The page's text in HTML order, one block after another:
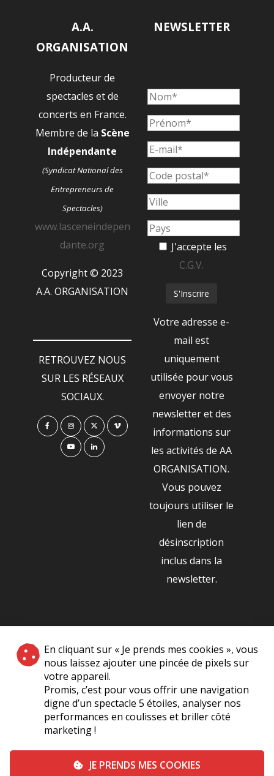
En cliquant sur « Je prends mes cookies », vous
nous laissez ajouter une pincée de pixels sur
votre appareil.
Promis, c’est pour vous offrir une navigation
digne d’un spectacle 5 étoiles, analyser nos
performances en coulisses et briller côté
marketing !
JE PRENDS MES COOKIES
A.A.
ORGANISATION
Producteur de
spectacles et de
concerts en France.
Membre de la Scène
Indépendante
(Syndicat National des
Entrepreneurs de
Spectacles)
www.lasceneindepen
dante.org
Copyright © 2023
A.A. ORGANISATION
RETROUVEZ NOUS
SUR LES RÉSEAUX
SOCIAUX.
NEWSLETTER
J'accepte les
C.G.V.
Votre adresse e-
mail est
uniquement
utilisée pour vous
envoyer notre
newsletter et des
informations sur
les activités de AA
ORGANISATION.
Vous pouvez
toujours utiliser le
lien de
désinscription
inclus dans la
newsletter.
NOS PARTENAIRES
|
Plan du site A Propos de Nous
Mentions légales Vie Privée